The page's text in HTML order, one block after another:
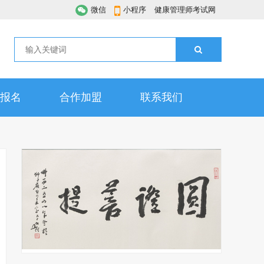
微信 小程序 健康管理师考试网
名 合作加盟 联系我们